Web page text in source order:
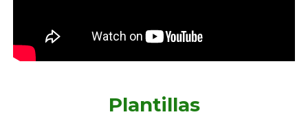
Plantillas